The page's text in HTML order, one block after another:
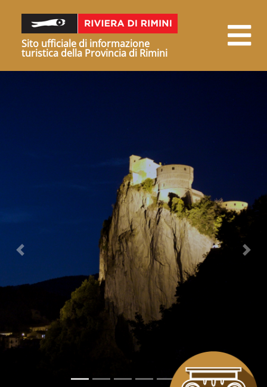
Sito ufficiale di informazione
turistica della Provincia di Rimini
Precedente